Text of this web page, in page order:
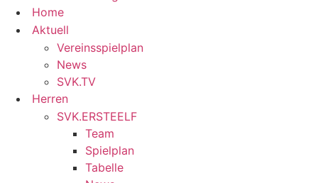
Home
Aktuell
Vereinsspielplan
News
SVK.TV
Herren
SVK.ERSTEELF
Team
Spielplan
Tabelle